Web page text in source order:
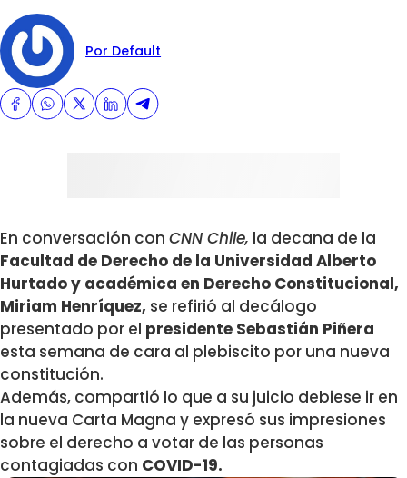
Por Default
En conversación con CNN Chile, la decana de la
Facultad de Derecho de la Universidad Alberto
Hurtado y académica en Derecho Constitucional,
Miriam Henríquez, se refirió al decálogo
presentado por el presidente Sebastián Piñera
esta semana de cara al plebiscito por una nueva
constitución.
Además, compartió lo que a su juicio debiese ir en
la nueva Carta Magna y expresó sus impresiones
sobre el derecho a votar de las personas
contagiadas con COVID-19.